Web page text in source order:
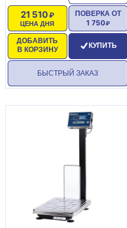
ЦЕНА ДНЯ
21 510
ДОБАВИТЬ
В КОРЗИНУ
ПОВЕРКА ОТ
1 750
КУПИТЬ
БЫСТРЫЙ ЗАКАЗ